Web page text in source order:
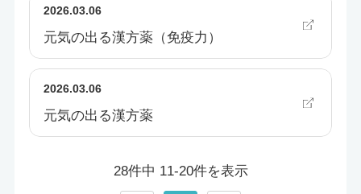
2026.03.06
元気の出る漢方薬（免疫力）
2026.03.06
元気の出る漢方薬
28件中 11-20件を表示